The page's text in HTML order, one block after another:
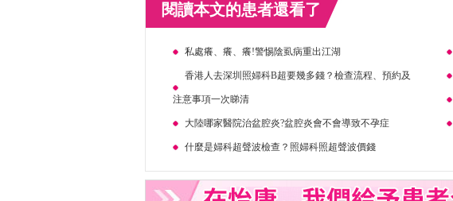
閱讀本文的患者還看了
私處癢、癢、癢!警惕陰虱病重出江湖
香港人去深圳照婦科B超要幾多錢？檢查流程、預約及
注意事項一次睇清
大陸哪家醫院治盆腔炎?盆腔炎會不會導致不孕症
什麼是婦科超聲波檢查？照婦科照超聲波價錢